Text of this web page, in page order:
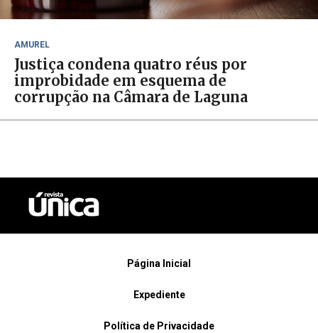
AMUREL
Justiça condena quatro réus por
improbidade em esquema de
corrupção na Câmara de Laguna
Página Inicial
Expediente
Política de Privacidade